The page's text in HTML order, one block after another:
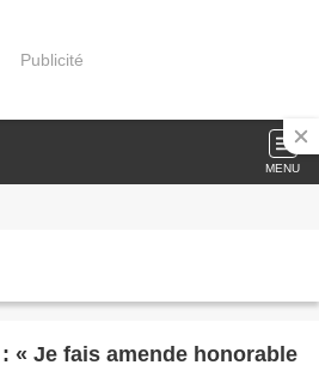
Publicité
MENU
« Je fais amende honorable